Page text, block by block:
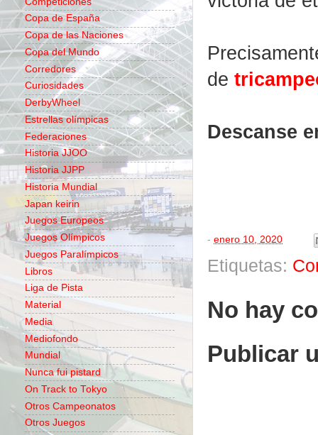
de
Descanse
- enero 10, 2020
Etiquetas:
No hay
Publicar
Copa de España
Copa de las Naciones
Copa del Mundo
Corredores
Curiosidades
DerbyWheel
Estrellas olímpicas
Federaciones
Historia JJOO
Historia JJPP
Historia Mundial
Japan keirin
Juegos Europeos
Juegos Olímpicos
Juegos Paralímpicos
Libros
Liga de Pista
Material
Media
Mediofondo
Mundial
Nunca fui pistard
On Track to Tokyo
Otros Campeonatos
Otros Juegos